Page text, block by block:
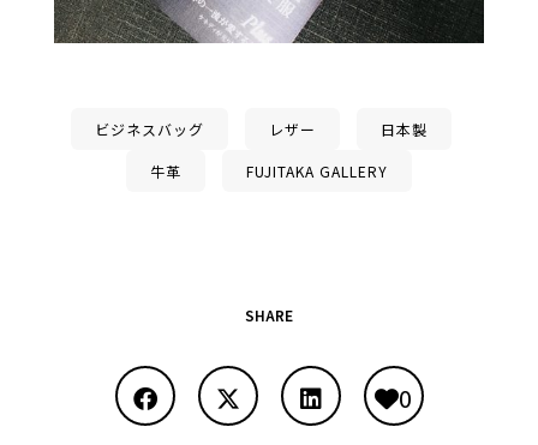
ビジネスバッグ レザー 日本製
牛革 FUJITAKA GALLERY
SHARE
0